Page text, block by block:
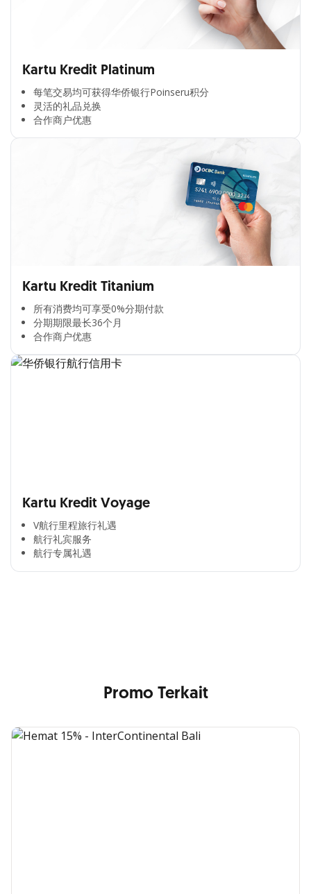
Kartu Kredit Platinum
每笔交易均可获得华侨银行Poinseru积分​
灵活的礼品兑换​
合作商户优惠​
Kartu Kredit Titanium
所有消费均可享受0%分期付款​
分期期限最长36个月​
合作商户优惠​
Kartu Kredit Voyage
V航行里程旅行礼遇
航行礼宾服务
航行专属礼遇
Cross Selling Banner Global
Promo Terkait